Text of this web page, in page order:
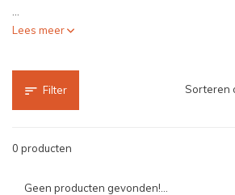
Lees meer
Filter
0 producten
Sorteren
Geen producten gevonden!...